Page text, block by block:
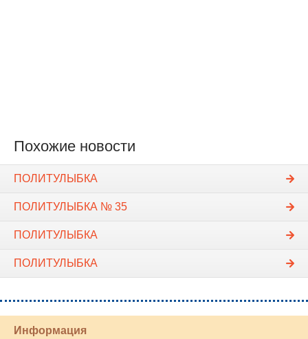
Похожие новости
ПОЛИТУЛЫБКА
ПОЛИТУЛЫБКА № 35
ПОЛИТУЛЫБКА
ПОЛИТУЛЫБКА
Информация